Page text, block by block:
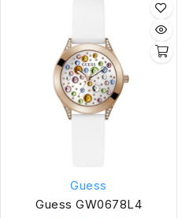
Guess
Guess GW0678L4